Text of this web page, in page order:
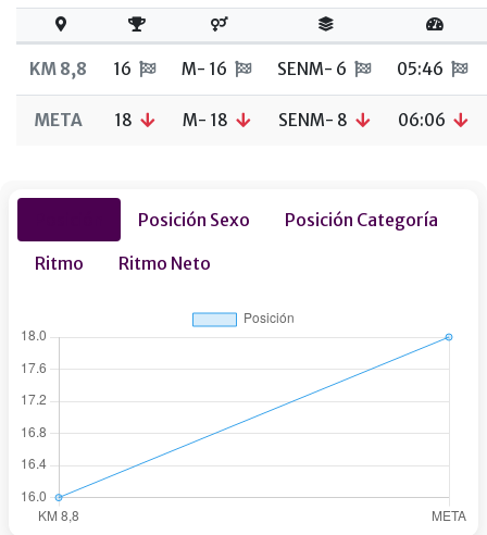
KM 8,8 16 M- 16 SENM- 6 05:46
META 18 M- 18 SENM- 8 06:06
Posición Sexo
Posición Categoría
Ritmo
Ritmo Neto